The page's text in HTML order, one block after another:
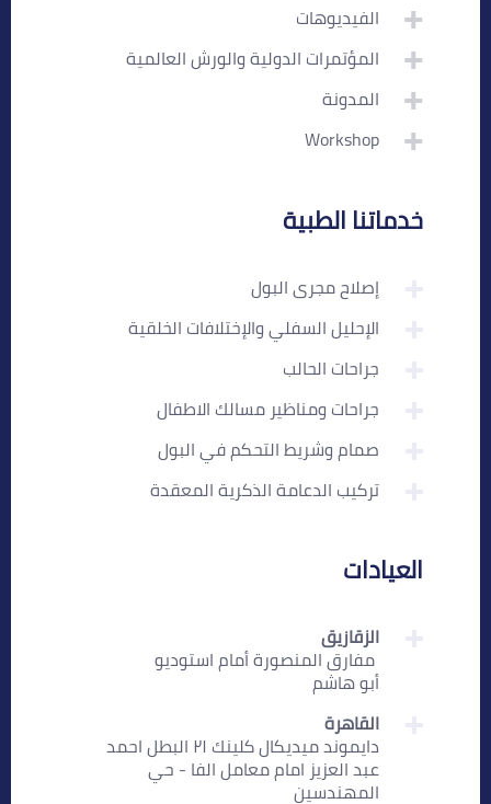
الفيديوهات
المؤتمرات الدولية والورش العالمية
المدونة
Workshop
خدماتنا الطبية
إصلاح مجرى البول
الإحليل السفلي والإختلافات الخلقية
جراحات الحالب
جراحات ومناظير مسالك الاطفال
صمام وشريط التحكم في البول
تركيب الدعامة الذكرية المعقدة
العيادات
الزقازيق
‏ مفارق المنصورة أمام استوديو
أبو هاشم
القاهرة
دايموند ميديكال كلينك ٢١ البطل احمد
عبد العزيز امام معامل الفا - حي
المهندسين